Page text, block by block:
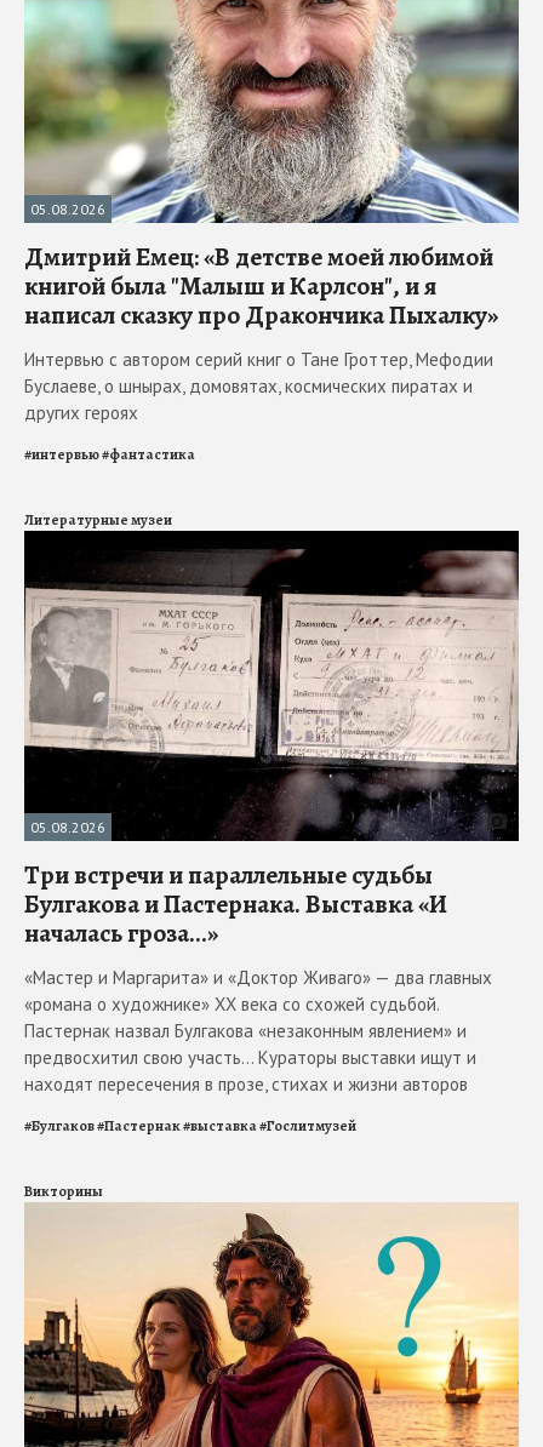
05.08.2026
Дмитрий Емец: «В детстве моей любимой
книгой была "Малыш и Карлсон", и я
написал сказку про Дракончика Пыхалку»
Интервью с автором серий книг о Тане Гроттер, Мефодии
Буслаеве, о шнырах, домовятах, космических пиратах и
других героях
#интервью#фантастика
Литературные музеи
05.08.2026
Три встречи и параллельные судьбы
Булгакова и Пастернака. Выставка «И
началась гроза...»
«Мастер и Маргарита» и «Доктор Живаго» — два главных
«романа о художнике» ХХ века со схожей судьбой.
Пастернак назвал Булгакова «незаконным явлением» и
предвосхитил свою участь... Кураторы выставки ищут и
находят пересечения в прозе, стихах и жизни авторов
#Булгаков#Пастернак#выставка#Гослитмузей
Викторины